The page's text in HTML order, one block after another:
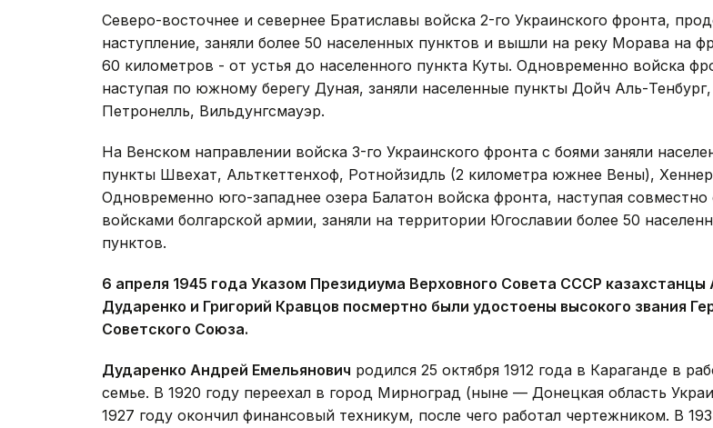
Северо-восточнее и севернее Братиславы войска 2-го Украинского фронта,
наступление, заняли более 50 населенных пунктов и вышли на реку Морава на
60 километров - от устья до населенного пункта Куты. Одновременно войска
наступая по южному берегу Дуная, заняли населенные пункты Дойч Аль-Тенбург,
Петронелль, Вильдунгсмауэр.
На Венском направлении войска 3-го Украинского фронта с боями заняли
пункты Швехат, Альткеттенхоф, Ротнойзидль (2 километра южнее Вены),
Одновременно юго-западнее озера Балатон войска фронта, наступая совместно
войсками болгарской армии, заняли на территории Югославии более 50
пунктов.
6 апреля 1945 года Указом Президиума Верховного Совета СССР казахстанцы
Дударенко и Григорий Кравцов посмертно были удостоены высокого звания
Советского Союза.
Дударенко Андрей Емельянович родился 25 октября 1912 года в Караганде в
семье. В 1920 году переехал в город Мирноград (ныне — Донецкая область
1927 году окончил финансовый техникум, после чего работал чертежником. В